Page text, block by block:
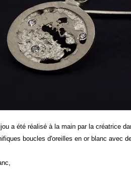
a été réalisé à la main par la créatrice
boucles d'oreilles en or blanc avec